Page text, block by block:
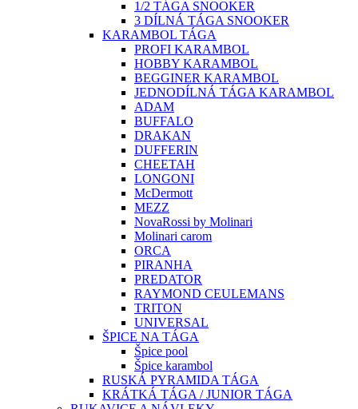
1/2 TÁGA SNOOKER
3 DÍLNÁ TÁGA SNOOKER
KARAMBOL TÁGA
PROFI KARAMBOL
HOBBY KARAMBOL
BEGGINER KARAMBOL
JEDNODÍLNÁ TÁGA KARAMBOL
ADAM
BUFFALO
DRAKAN
DUFFERIN
CHEETAH
LONGONI
McDermott
MEZZ
NovaRossi by Molinari
Molinari carom
ORCA
PIRANHA
PREDATOR
RAYMOND CEULEMANS
TRITON
UNIVERSAL
ŠPICE NA TÁGA
Špice pool
Špice karambol
RUSKÁ PYRAMIDA TÁGA
KRÁTKÁ TÁGA / JUNIOR TÁGA